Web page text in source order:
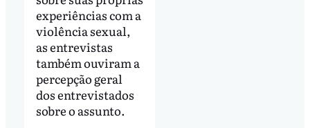
experiências com a
violência sexual,
as entrevistas
também ouviram a
percepção geral
dos entrevistados
sobre o assunto.